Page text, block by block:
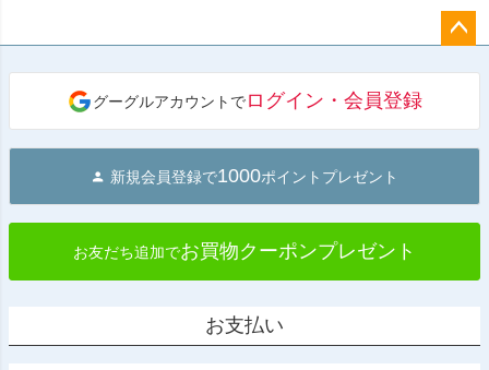
へ
グーグルアカウントでログイン・会員登録
新規会員登録で1000ポイントプレゼント
お友だち追加でお買物クーポンプレゼント
お支払い